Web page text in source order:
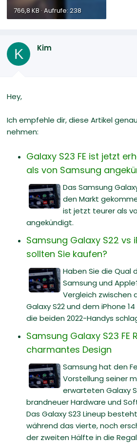
766,8 KB · Aufrufe: 238
K Kim
Hey,
Ich empfehle dir, diese Artikel
nehmen:
Galaxy S23 FE ist jetzt
als von Samsung
Das Samsung
den Markt
ist jetzt teurer als
angekündigt.
Samsung Galaxy S22 vs
sollten Sie kaufen?
Haben Sie die Qual
Samsung und
Vergleich zwischen
Galaxy S22 und dem iPhone
die beiden 2022-Handys
Samsung Galaxy S23 FE
charmantes Design
Samsung hat den
Vorstellung seiner
erwarteten Galaxy
brandneuer Hardware und
Das Galaxy S23 Lineup
während das vierte, noch
der zweiten Hälfte in die